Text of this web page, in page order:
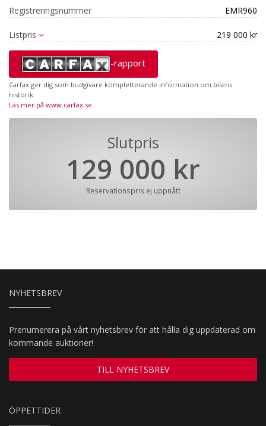
Registreringsnummer EMR960
Listpris 219 000 kr
-rapport
Carfax ger dig som budgivare kompletterande information om bilens
historik.
Läs mer på www.carfax.se
Slutpris
129 000 kr
Reservationspris ej uppnått
NYHETSBREV
Prenumerera på vårt nyhetsbrev för att hålla dig uppdaterad om
kommande auktioner!
TILL NYHETSBREV
ÖPPETTIDER